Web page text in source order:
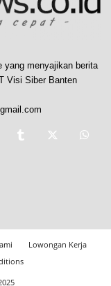
yang menyajikan berita
Visi Siber Banten
Lowongan Kerja